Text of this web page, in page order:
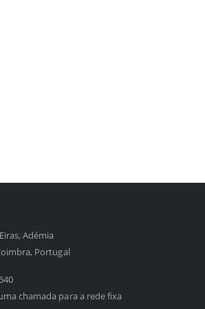
Adémia
Portugal
chamada para a rede fixa